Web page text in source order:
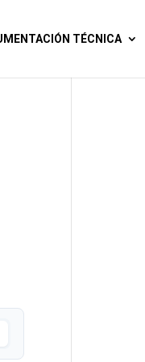
TÉCNICA